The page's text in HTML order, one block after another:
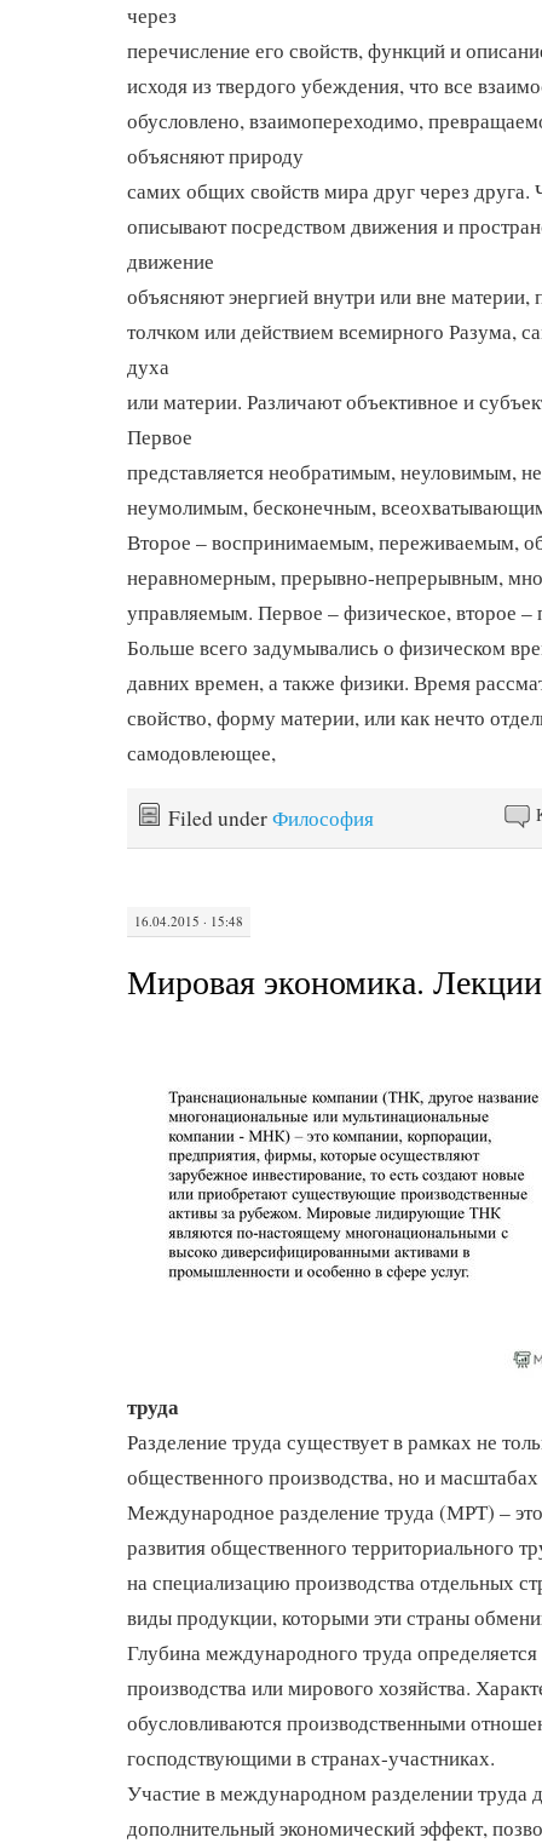
через
перечисление его свойств, функций и
исходя из твердого убеждения, что все
обусловлено, взаимопереходимо,
объясняют природу
самих общих свойств мира друг через друга.
описывают посредством движения и
движение
объясняют энергией внутри или вне материи,
толчком или действием всемирного Разума,
духа
или материи. Различают объективное и
Первое
представляется необратимым, неуловимым,
неумолимым, бесконечным,
Второе – воспринимаемым, переживаемым,
неравномерным, прерывно-непрерывным,
управляемым. Первое – физическое, второе –
Больше всего задумывались о физическом
давних времен, а также физики. Время
свойство, форму материи, или как нечто
самодовлеющее,
Filed underФилософия
16.04.2015 · 15:48
Мировая экономика. Лекции
труда
Разделение труда существует в рамках не
общественного производства, но и
Международное разделение труда (МРТ) –
развития общественного территориального
на специализацию производства отдельных
виды продукции, которыми эти страны
Глубина международного труда
производства или мирового хозяйства.
обусловливаются производственными
господствующими в странах-участниках.
Участие в международном разделении труда
дополнительный экономический эффект,